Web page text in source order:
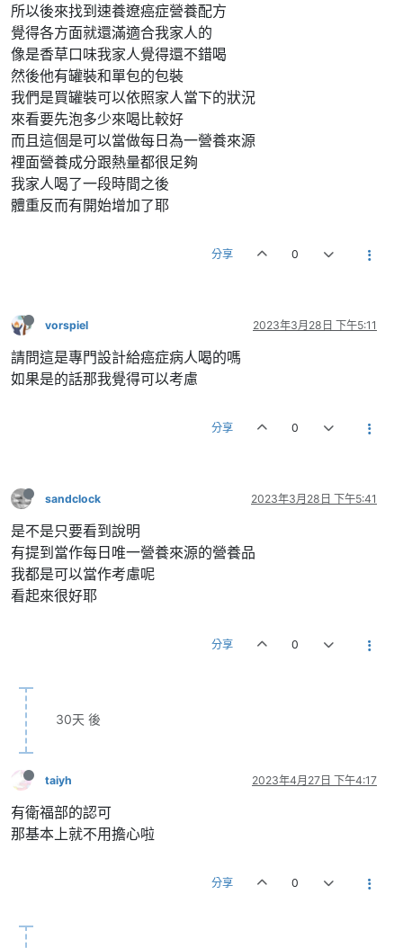
所以後來找到速養遼癌症營養配方
覺得各方面就還滿適合我家人的
像是香草口味我家人覺得還不錯喝
然後他有罐裝和單包的包裝
我們是買罐裝可以依照家人當下的狀況
來看要先泡多少來喝比較好
而且這個是可以當做每日為一營養來源
裡面營養成分跟熱量都很足夠
我家人喝了一段時間之後
體重反而有開始增加了耶
分享 0
vorspiel 2023年3月28日 下午5:11
請問這是專門設計給癌症病人喝的嗎
如果是的話那我覺得可以考慮
分享 0
sandclock 2023年3月28日 下午5:41
是不是只要看到說明
有提到當作每日唯一營養來源的營養品
我都是可以當作考慮呢
看起來很好耶
分享 0
30天 後
taiyh 2023年4月27日 下午4:17
有衛福部的認可
那基本上就不用擔心啦
分享 0